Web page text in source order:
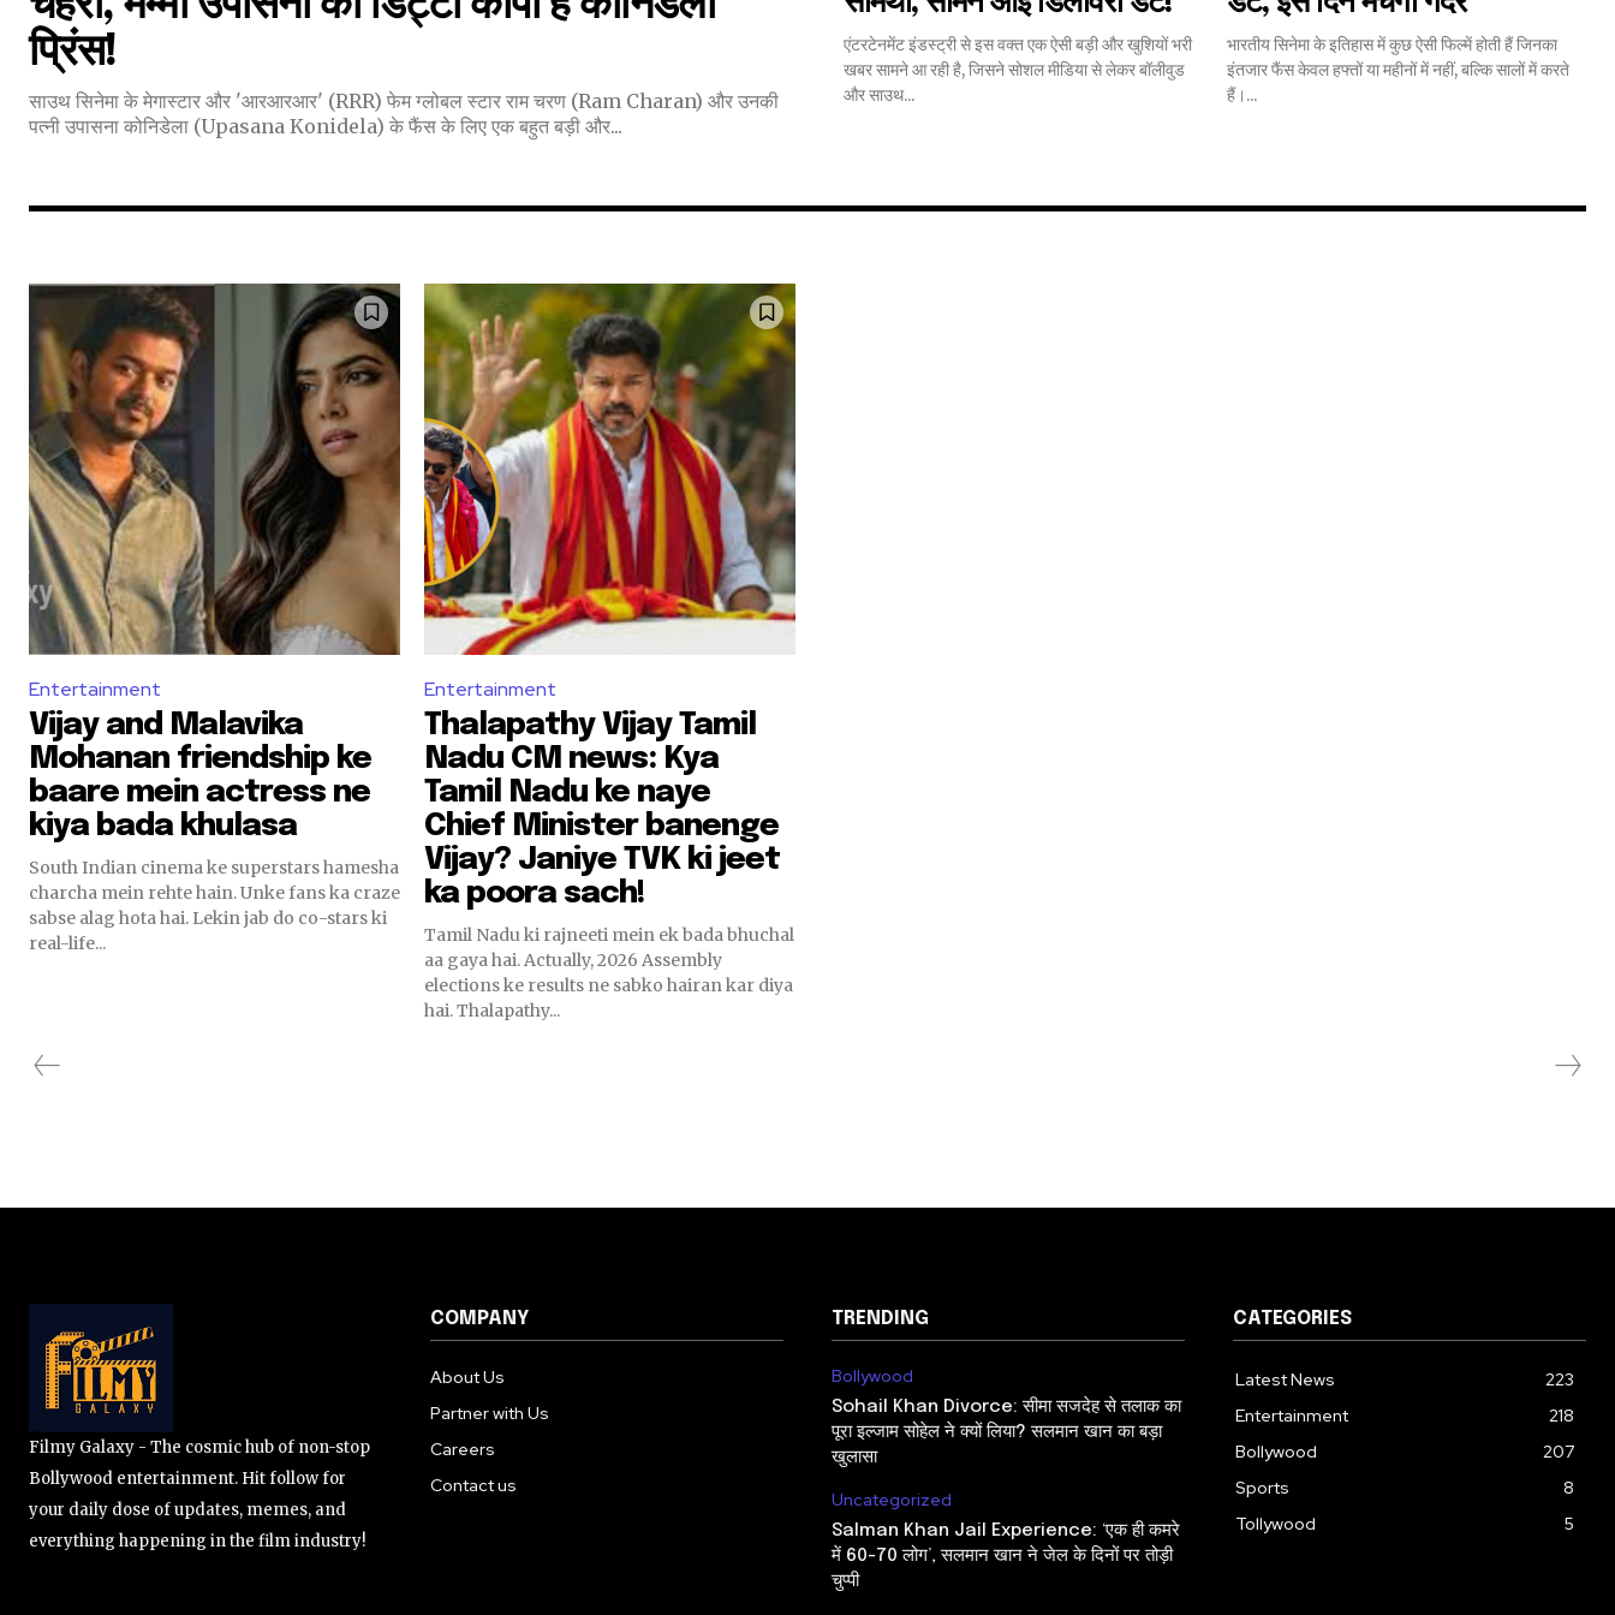
Followers Followers
11,243
Followers
प्रिंस!
साउथ सिनेमा के मेगास्टार और 'आरआरआर' (RRR) फेम ग्लोबल स्टार राम चरण (Ram Charan) और उनकी
पत्नी उपासना कोनिडेला (Upasana Konidela) के फैंस के लिए एक बहुत बड़ी और...
एंटरटेनमेंट इंडस्ट्री से इस वक्त एक ऐसी बड़ी और खुशियों भरी
खबर सामने आ रही है, जिसने सोशल मीडिया से लेकर बॉलीवुड
और साउथ...
भारतीय सिनेमा के इतिहास में कुछ ऐसी फिल्में होती हैं जिनका
इंतजार फैंस केवल हफ्तों या महीनों में नहीं, बल्कि सालों में करते
हैं।...
Entertainment
Vijay and Malavika
Mohanan friendship ke
baare mein actress ne
kiya bada khulasa
South Indian cinema ke superstars hamesha
charcha mein rehte hain. Unke fans ka craze
sabse alag hota hai. Lekin jab do co-stars ki
real-life...
Entertainment
Thalapathy Vijay Tamil
Nadu CM news: Kya
Tamil Nadu ke naye
Chief Minister banenge
Vijay? Janiye TVK ki jeet
ka poora sach!
Tamil Nadu ki rajneeti mein ek bada bhuchal
aa gaya hai. Actually, 2026 Assembly
elections ke results ne sabko hairan kar diya
hai. Thalapathy...
Filmy Galaxy - The cosmic hub of non-stop
Bollywood entertainment. Hit follow for
your daily dose of updates, memes, and
everything happening in the film industry!
COMPANY
About Us
Partner with Us
Careers
Contact us
TRENDING
Bollywood
Sohail Khan Divorce: सीमा सजदेह से तलाक का
पूरा इल्जाम सोहेल ने क्यों लिया? सलमान खान का बड़ा
खुलासा
Uncategorized
Salman Khan Jail Experience: ‘एक ही कमरे
में 60-70 लोग’, सलमान खान ने जेल के दिनों पर तोड़ी
चुप्पी
CATEGORIES
Latest News
223
Entertainment
218
Bollywood
207
Sports
8
Tollywood
5